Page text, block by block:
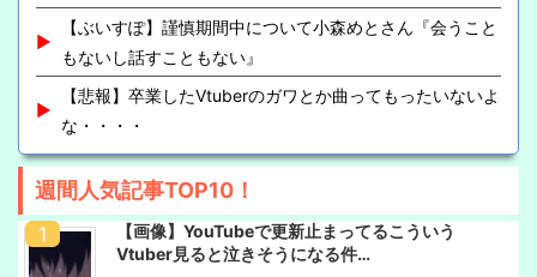
【ぶいすぽ】謹慎期間中について小森めとさん『会うこと
もないし話すこともない』
【悲報】卒業したVtuberのガワとか曲ってもったいないよ
な・・・・
週間人気記事TOP10！
【画像】YouTubeで更新止まってるこういう
Vtuber見ると泣きそうになる件…